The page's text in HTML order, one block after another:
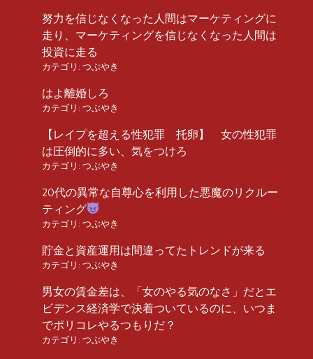
努力を信じなくなった人間はマーケティングに
走り、マーケティングを信じなくなった人間は
投資に走る
カテゴリ: つぶやき
はよ離婚しろ
カテゴリ: つぶやき
【レイプを超える性犯罪 托卵】 女の性犯罪
は圧倒的に多い、気をつけろ
カテゴリ: つぶやき
20代の異常な自尊心を利用した悪魔のリクルー
ティング
カテゴリ: つぶやき
貯金と資産運用は間違ってたトレンドが来る
カテゴリ: つぶやき
男女の賃金差は、「女のやる気のなさ」だとエ
ビデンス経済学で決着ついているのに、いつま
でポリコレやるつもりだ？
カテゴリ: つぶやき